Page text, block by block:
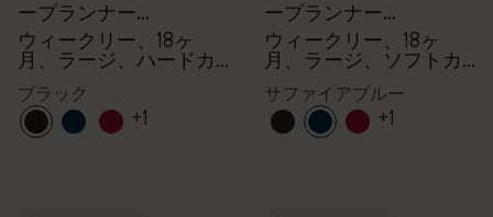
ープランナー
2026/2027
ウィークリー、18ヶ
月、ラージ、ハードカ
バー
ブラック
+1
ープランナー
2026/2027
ウィークリー、18ヶ
月、ラージ、ソフトカ
サファイアブルー
+1